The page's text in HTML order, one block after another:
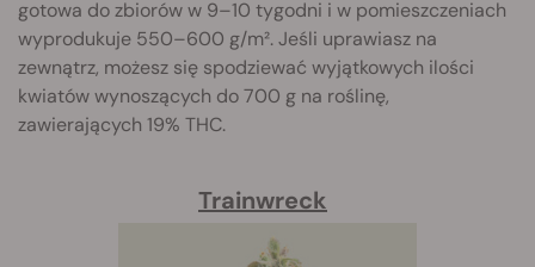
gotowa do zbiorów w 9–10 tygodni i w pomieszczeniach
wyprodukuje 550–600 g/m². Jeśli uprawiasz na
zewnątrz, możesz się spodziewać wyjątkowych ilości
kwiatów wynoszących do 700 g na roślinę,
zawierających 19% THC.
Trainwreck